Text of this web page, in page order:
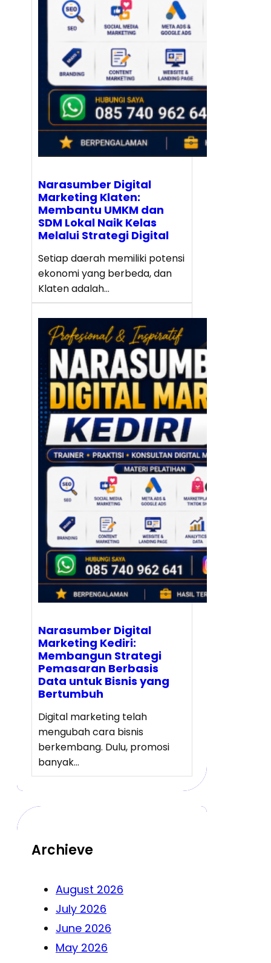
Narasumber Digital
Marketing Klaten:
Membantu UMKM dan
SDM Lokal Naik Kelas
Melalui Strategi Digital
Setiap daerah memiliki potensi
ekonomi yang berbeda, dan
Klaten adalah…
Narasumber Digital
Marketing Kediri:
Membangun Strategi
Pemasaran Berbasis
Data untuk Bisnis yang
Bertumbuh
Digital marketing telah
mengubah cara bisnis
berkembang. Dulu, promosi
banyak…
Archieve
August 2026
July 2026
June 2026
May 2026